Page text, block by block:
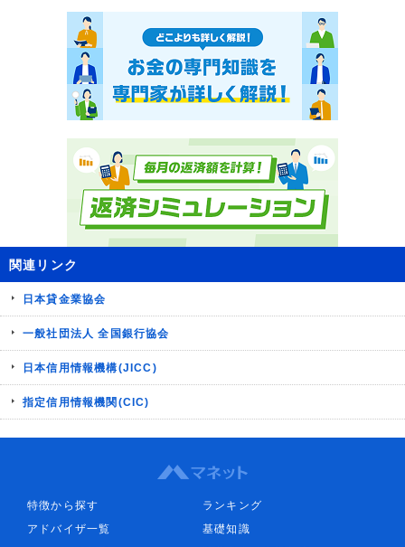
関連リンク
日本貸金業協会
一般社団法人 全国銀行協会
日本信用情報機構(JICC)
指定信用情報機関(CIC)
特徴から探す
ランキング
アドバイザ一覧
基礎知識